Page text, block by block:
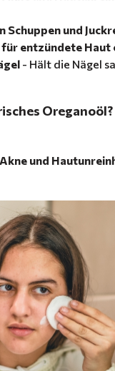
und
entzündete Haut
- Hält die Nägel
Oreganoöl?
und